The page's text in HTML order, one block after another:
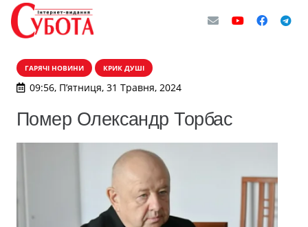
ГАРЯЧІ НОВИНИ КРИК ДУШІ
09:56, П’ятниця, 31 Травня, 2024
Помер Олександр Торбас